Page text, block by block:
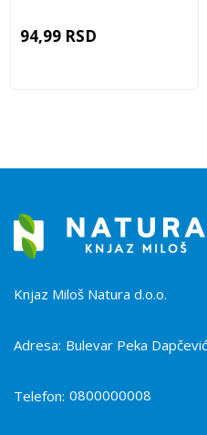
94,99 RSD
Knjaz Miloš Natura d.o.o.
Adresa: Bulevar Peka
Telefon: 0800000008